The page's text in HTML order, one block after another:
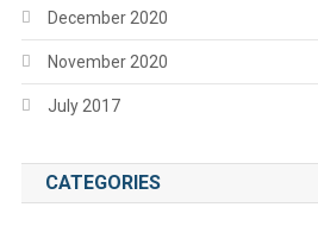
December 2020
November 2020
July 2017
CATEGORIES